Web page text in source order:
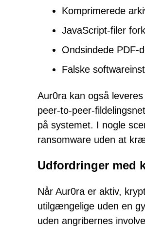
Komprimerede
JavaScript-filer
Ondsindede PDF-
Falske
Aur0ra kan også
peer-to-peer-
på systemet. I nogle
ransomware uden at
Udfordringer med
Når Aur0ra er aktiv,
utilgængelige uden en
uden angribernes